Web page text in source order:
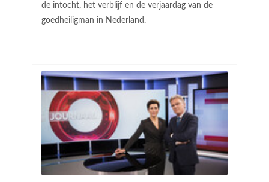
de intocht, het verblijf en de verjaardag van de
goedheiligman in Nederland.